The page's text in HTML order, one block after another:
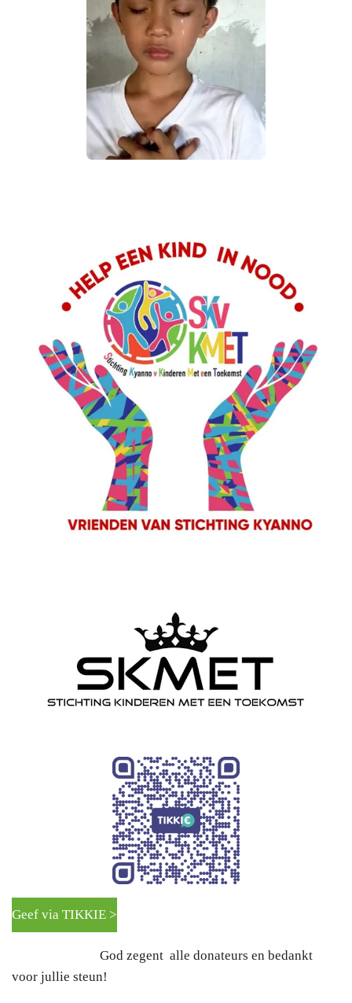
Geef via TIKKIE >
God zegent alle donateurs en bedankt
voor jullie steun!